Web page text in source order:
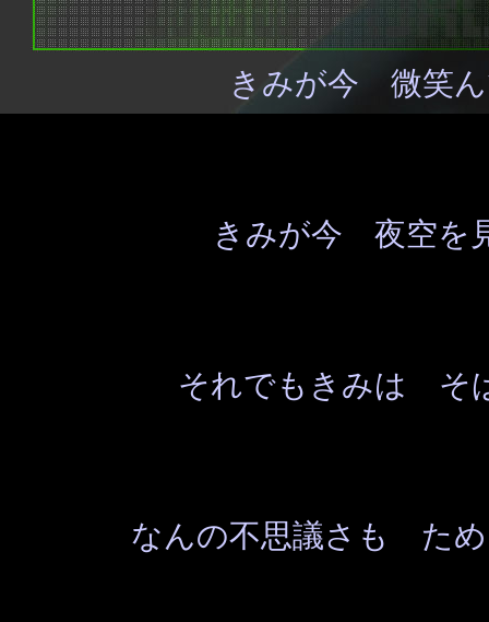
きみが今 微笑
きみが今 夜空を
それでもきみは そ
なんの不思議さも た